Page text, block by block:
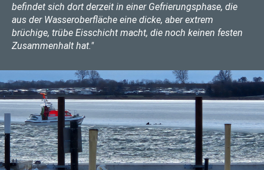
befindet sich dort derzeit in einer Gefrierungsphase, die
aus der Wasseroberfläche eine dicke, aber extrem
brüchige, trübe Eisschicht macht, die noch keinen festen
Zusammenhalt hat."